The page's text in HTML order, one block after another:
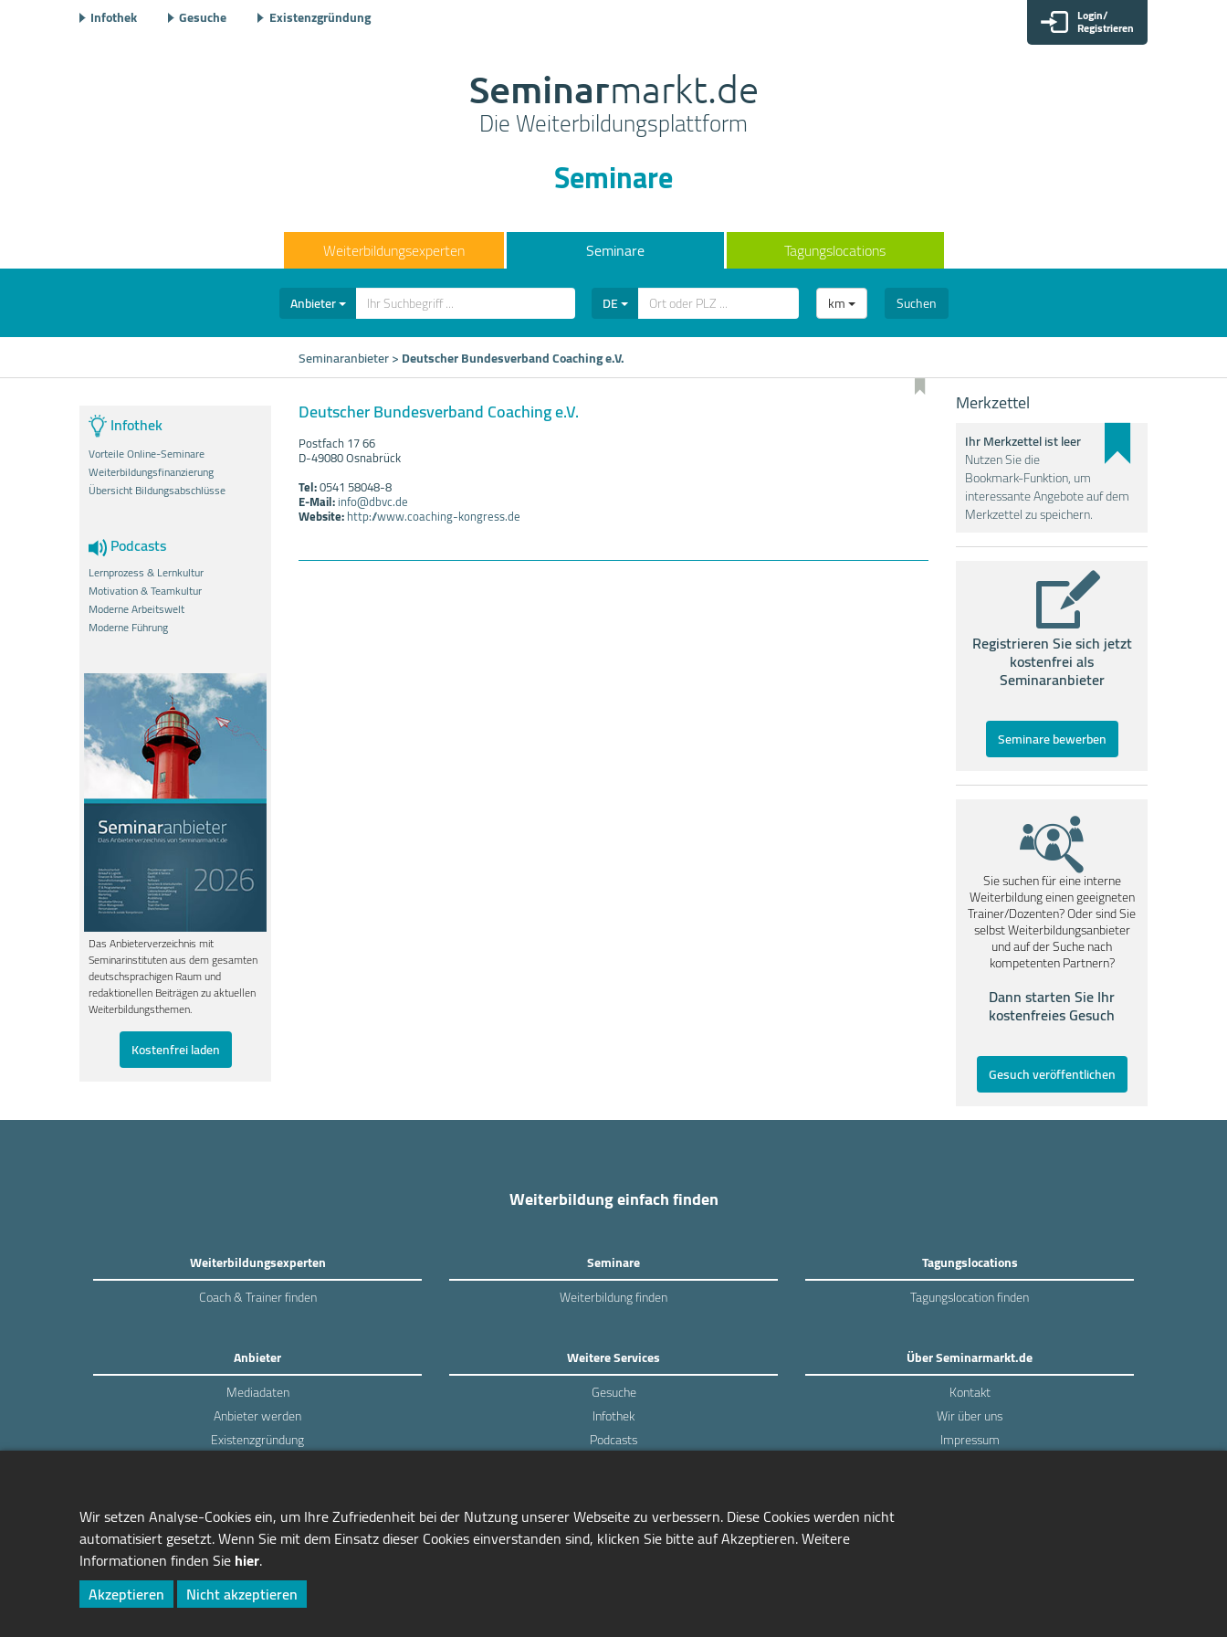
Infothek Gesuche Existenzgründung Login/
Registrieren
Seminarmarkt.de
Die Weiterbildungsplattform
Seminare
Weiterbildungsexperten Seminare Tagungslocations
Anbieter DE km Suchen
Seminaranbieter>Deutscher Bundesverband Coaching e.V.
Infothek
Vorteile Online-Seminare
Weiterbildungsfinanzierung
Übersicht Bildungsabschlüsse
Podcasts
Lernprozess & Lernkultur
Motivation & Teamkultur
Moderne Arbeitswelt
Moderne Führung
Das Anbieterverzeichnis mit
Seminarinstituten aus dem gesamten
deutschsprachigen Raum und
redaktionellen Beiträgen zu aktuellen
Weiterbildungsthemen.
Kostenfrei laden
Deutscher Bundesverband Coaching e.V.
Postfach 17 66
D-49080 Osnabrück
Tel:0541 58048-8
E-Mail:info@dbvc.de
Website:http://www.coaching-kongress.de
Merkzettel
Ihr Merkzettel ist leer
Nutzen Sie die
Bookmark-Funktion, um
interessante Angebote auf dem
Merkzettel zu speichern.
Registrieren Sie sich jetzt
kostenfrei als
Seminaranbieter
Seminare bewerben
Sie suchen für eine interne
Weiterbildung einen geeigneten
Trainer/Dozenten? Oder sind Sie
selbst Weiterbildungsanbieter
und auf der Suche nach
kompetenten Partnern?
Dann starten Sie Ihr
kostenfreies Gesuch
Gesuch veröffentlichen
Weiterbildung einfach finden
Weiterbildungsexperten
Coach & Trainer finden
Seminare
Weiterbildung finden
Tagungslocations
Tagungslocation finden
Anbieter
Mediadaten
Anbieter werden
Existenzgründung
Weitere Services
Gesuche
Infothek
Podcasts
Über Seminarmarkt.de
Kontakt
Wir über uns
Impressum
managerSeminare Verlags GmbH
Endenicher Str. 41
D-53115 Bonn
Wir setzen Analyse-Cookies ein, um Ihre Zufriedenheit bei der Nutzung unserer Webseite zu verbessern. Diese Cookies werden nicht
automatisiert gesetzt. Wenn Sie mit dem Einsatz dieser Cookies einverstanden sind, klicken Sie bitte auf Akzeptieren. Weitere
Informationen finden Siehier.
Akzeptieren
Nicht akzeptieren